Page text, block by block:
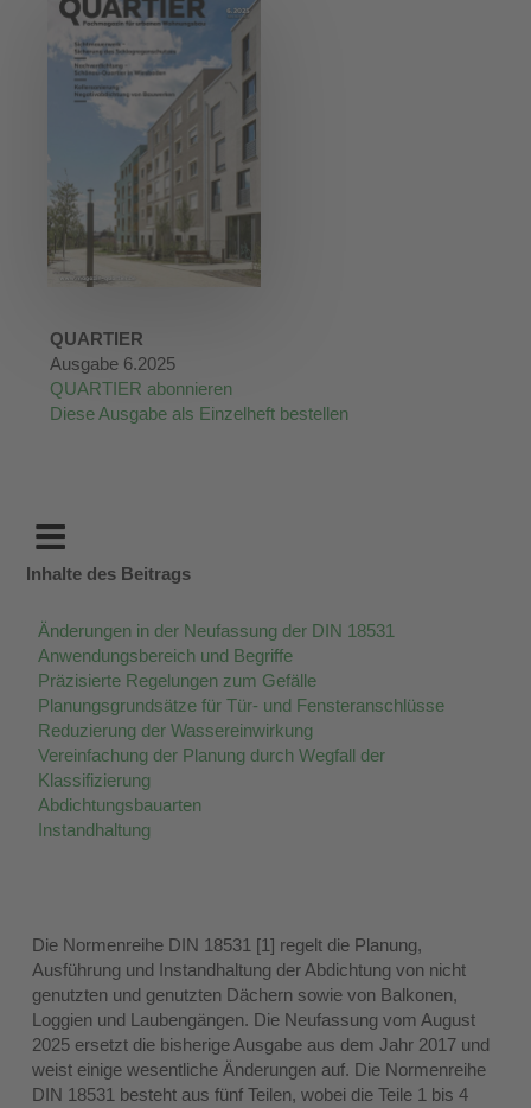
QUARTIER
Ausgabe 6.2025
QUARTIER abonnieren
Diese Ausgabe als Einzelheft bestellen
Inhalte des Beitrags
Änderungen in der Neufassung der DIN 18531
Anwendungsbereich und Begriffe
Präzisierte Regelungen zum Gefälle
Planungsgrundsätze für Tür- und Fensteranschlüsse
Reduzierung der Wassereinwirkung
Vereinfachung der Planung durch Wegfall der
Klassifizierung
Abdichtungsbauarten
Instandhaltung
Die Normenreihe DIN 18531 [1] regelt die Planung,
Ausführung und Instandhaltung der Abdichtung von nicht
genutzten und genutzten Dächern sowie von Balkonen,
Loggien und Laubengängen. Die Neufassung vom August
2025 ersetzt die bisherige Ausgabe aus dem Jahr 2017 und
weist einige wesentliche Änderungen auf. Die Normenreihe
DIN 18531 besteht aus fünf Teilen, wobei die Teile 1 bis 4